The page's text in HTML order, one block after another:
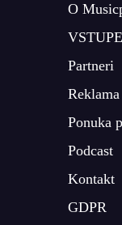
O
Partneri
Reklama
Ponuka
Podcast
Kontakt
GDPR